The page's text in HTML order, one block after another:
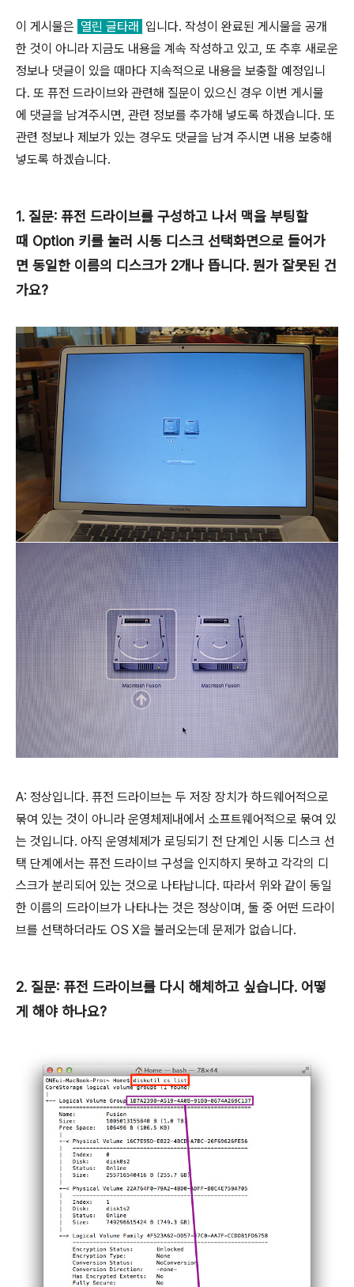
이 게시물은 열린 글타래 입니다. 작성이 완료된 게시물을 공개
한 것이 아니라 지금도 내용을 계속 작성하고 있고, 또 추후 새로운
정보나 댓글이 있을 때마다 지속적으로 내용을 보충할 예정입니
다. 또 퓨전 드라이브와 관련해 질문이 있으신 경우 이번 게시물
에 댓글을 남겨주시면, 관련 정보를 추가해 넣도록 하겠습니다. 또
관련 정보나 제보가 있는 경우도 댓글을 남겨 주시면 내용 보충해
넣도록 하겠습니다.
1. 질문: 퓨전 드라이브를 구성하고 나서 맥을 부팅할
때 Option 키를 눌러 시동 디스크 선택화면으로 들어가
면 동일한 이름의 디스크가 2개나 뜹니다. 뭔가 잘못된 건
가요?
A: 정상입니다. 퓨전 드라이브는 두 저장 장치가 하드웨어적으로
묶여 있는 것이 아니라 운영체제내에서 소프트웨어적으로 묶여 있
는 것입니다. 아직 운영체제가 로딩되기 전 단계인 시동 디스크 선
택 단계에서는 퓨전 드라이브 구성을 인지하지 못하고 각각의 디
스크가 분리되어 있는 것으로 나타납니다. 따라서 위와 같이 동일
한 이름의 드라이브가 나타나는 것은 정상이며, 둘 중 어떤 드라이
브를 선택하더라도 OS X을 불러오는데 문제가 없습니다.
2. 질문: 퓨전 드라이브를 다시 해체하고 싶습니다. 어떻
게 해야 하나요?